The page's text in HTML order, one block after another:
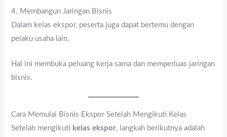
4. Membangun Jaringan Bisnis
Dalam kelas ekspor, peserta juga dapat bertemu dengan
pelaku usaha lain.
Hal ini membuka peluang kerja sama dan memperluas jaringan
bisnis.
Cara Memulai Bisnis Ekspor Setelah Mengikuti Kelas
Setelah mengikuti kelas ekspor, langkah berikutnya adalah